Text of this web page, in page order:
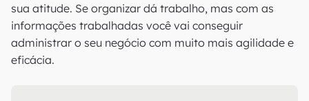
sua atitude. Se organizar dá trabalho, mas com as
informações trabalhadas você vai conseguir
administrar o seu negócio com muito mais agilidade e
eficácia.